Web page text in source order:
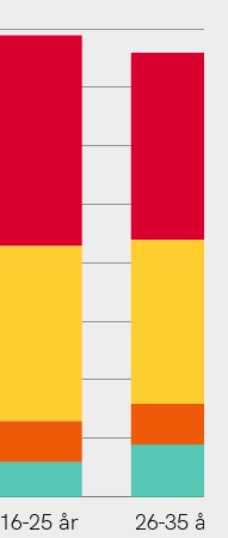
16-25 år 26-35 år